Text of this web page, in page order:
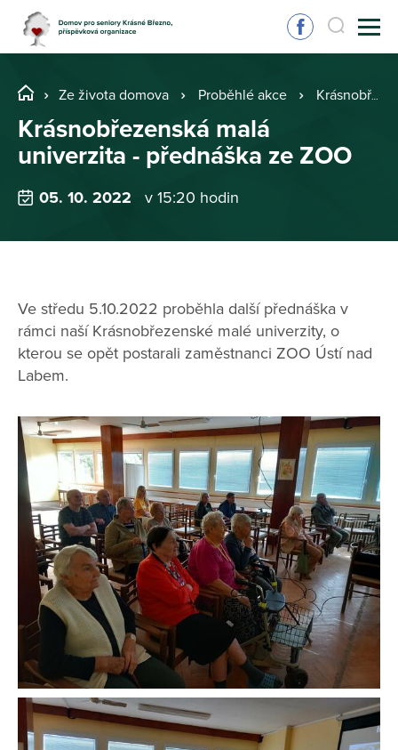
Ze života domova Proběhlé akce Krásnobřezenská malá univerzita - přednáška ze ZOO
Krásnobřezenská malá
univerzita - přednáška ze ZOO
05. 10. 2022 v 15:20 hodin
Ve středu 5.10.2022 proběhla další přednáška v
rámci naší Krásnobřezenské malé univerzity, o
kterou se opět postarali zaměstnanci ZOO Ústí nad
Labem.